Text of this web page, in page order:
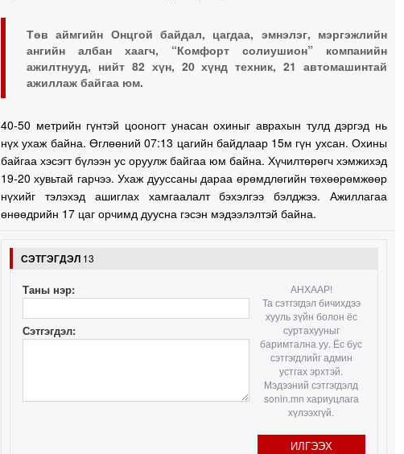
Төв аймгийн Онцгой байдал, цагдаа, эмнэлэг, мэргэжлийн
ангийн албан хаагч, “Комфорт солиушион” компанийн
ажилтнууд, нийт 82 хүн, 20 хүнд техник, 21 автомашинтай
ажиллаж байгаа юм.
40-50 метрийн гүнтэй цооногт унасан охиныг аврахын тулд дэргэд нь
нүх ухаж байна. Өглөөний 07:13 цагийн байдлаар 15м гүн ухсан. Охины
байгаа хэсэгт бүлээн ус оруулж байгаа юм байна. Хүчилтөрөгч хэмжихэд
19-20 хувьтай гарчээ. Ухаж дууссаны дараа өрөмдлөгийн төхөөрөмжөөр
нүхийг тэлэхэд ашиглах хамгаалалт бэхэлгээ бэлджээ. Ажиллагаа
өнөөдрийн 17 цаг орчимд дуусна гэсэн мэдээлэлтэй байна.
СЭТГЭГДЭЛ 13
Таны нэр:
Сэтгэгдэл:
АНХААР!
Та сэтгэгдэл бичихдээ
хууль зүйн болон ёс
суртахууныг
баримтална уу. Ёс бус
сэтгэгдлийг админ
устгах эрхтэй.
Мэдээний сэтгэгдэлд
sonin.mn хариуцлага
хүлээхгүй.
ИЛГЭЭХ